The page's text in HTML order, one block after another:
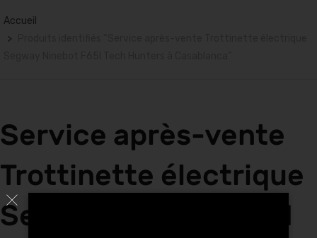
Accueil
Service après-vente
Trottinette électrique
Segway Ninebot F65I